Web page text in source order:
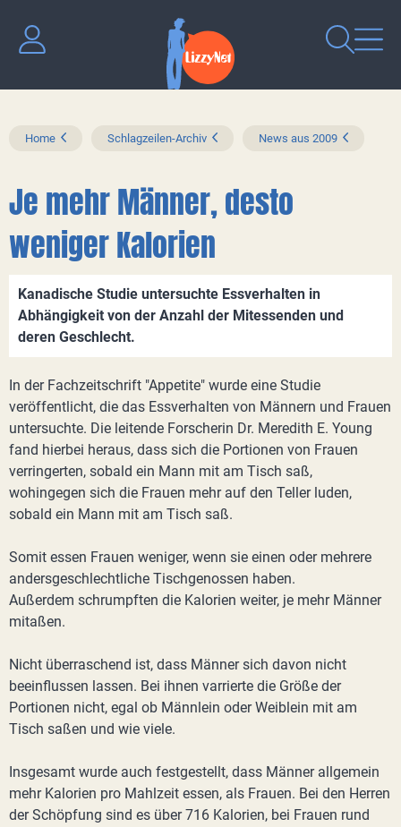
Home Schlagzeilen-Archiv News aus 2009
Je mehr Männer, desto
weniger Kalorien
Kanadische Studie untersuchte Essverhalten in
Abhängigkeit von der Anzahl der Mitessenden und
deren Geschlecht.
In der Fachzeitschrift "Appetite" wurde eine Studie
veröffentlicht, die das Essverhalten von Männern und Frauen
untersuchte. Die leitende Forscherin Dr. Meredith E. Young
fand hierbei heraus, dass sich die Portionen von Frauen
verringerten, sobald ein Mann mit am Tisch saß,
wohingegen sich die Frauen mehr auf den Teller luden,
sobald ein Mann mit am Tisch saß.
Somit essen Frauen weniger, wenn sie einen oder mehrere
andersgeschlechtliche Tischgenossen haben.
Außerdem schrumpften die Kalorien weiter, je mehr Männer
mitaßen.
Nicht überraschend ist, dass Männer sich davon nicht
beeinflussen lassen. Bei ihnen varrierte die Größe der
Portionen nicht, egal ob Männlein oder Weiblein mit am
Tisch saßen und wie viele.
Insgesamt wurde auch festgestellt, dass Männer allgemein
mehr Kalorien pro Mahlzeit essen, als Frauen. Bei den Herren
der Schöpfung sind es über 716 Kalorien, bei Frauen rund